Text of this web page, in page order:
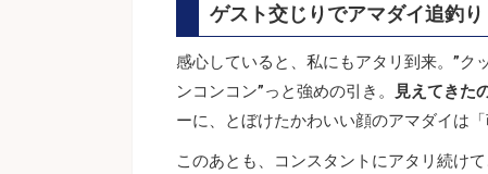
ゲスト交じりでアマダイ追釣り
感心していると、私にもアタリ到来。”ク
ンコンコン”っと強めの引き。
見えてきた
ーに、とぼけたかわいい顔のアマダイは「
このあとも、コンスタントにアタリ続け